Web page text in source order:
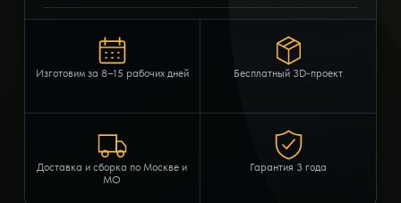
Изготовим за 8–15 рабочих дней Бесплатный 3D-проект
Доставка и сборка по Москве и
МО
Гарантия 3 года